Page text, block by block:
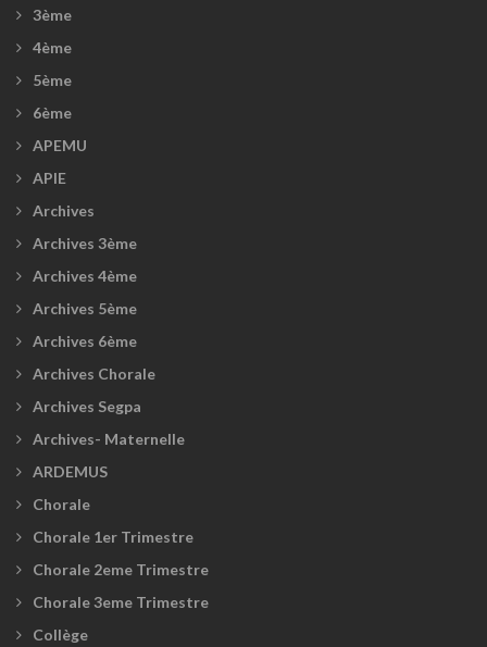
3ème
4ème
5ème
6ème
APEMU
APIE
Archives
Archives 3ème
Archives 4ème
Archives 5ème
Archives 6ème
Archives Chorale
Archives Segpa
Archives- Maternelle
ARDEMUS
Chorale
Chorale 1er Trimestre
Chorale 2eme Trimestre
Chorale 3eme Trimestre
Collège